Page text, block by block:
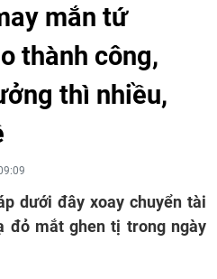
mắn tứ
thành công,
thì nhiều,
dưới đây xoay chuyển tài
đỏ mắt ghen tị trong ngày